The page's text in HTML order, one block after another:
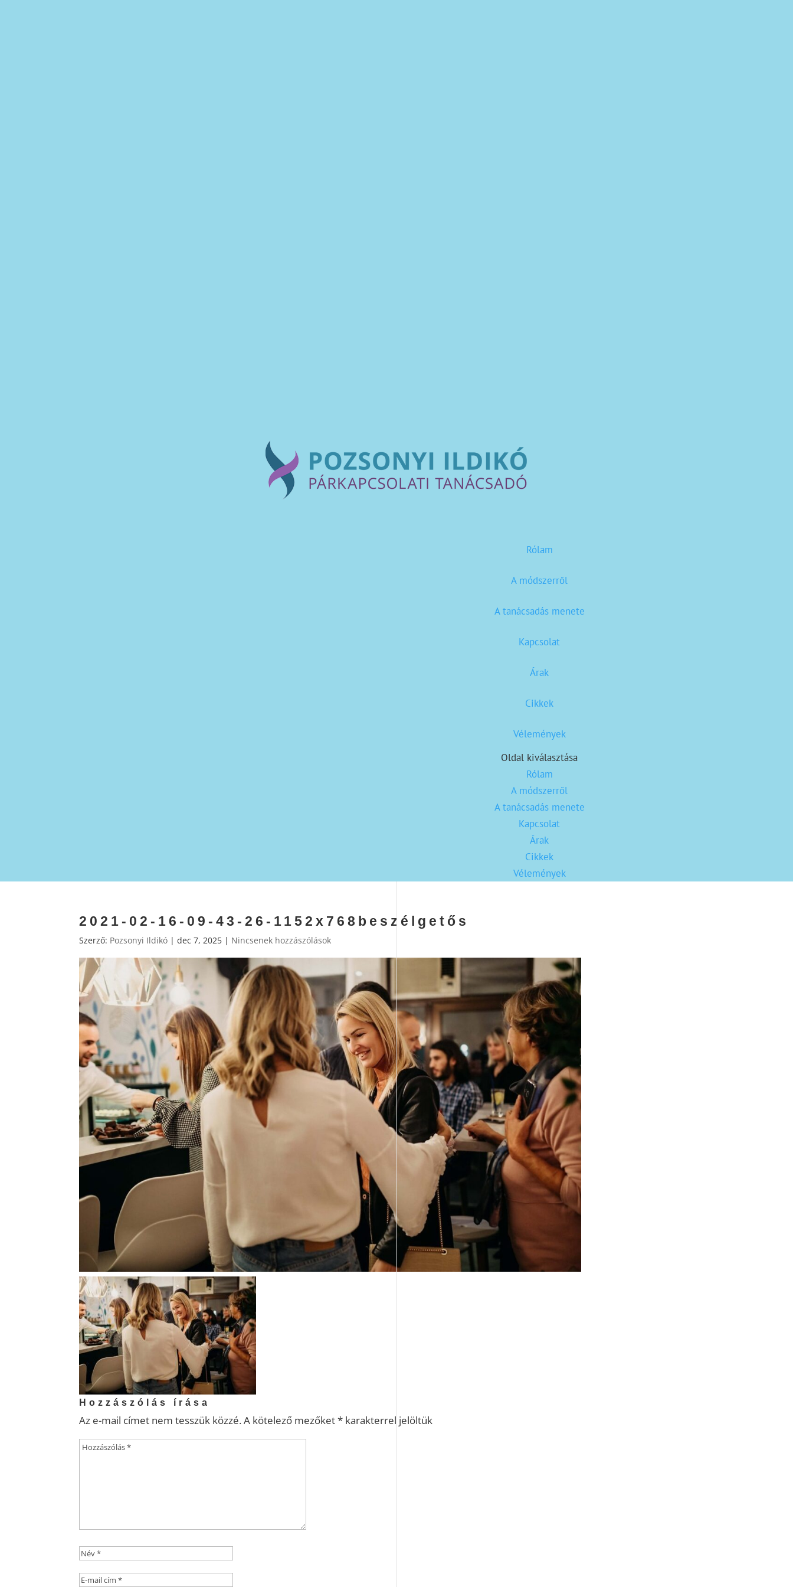
Rólam
A módszerről
A tanácsadás menete
Kapcsolat
Árak
Cikkek
Vélemények
Oldal kiválasztása
Rólam
A módszerről
A tanácsadás menete
Kapcsolat
Árak
Cikkek
Vélemények
2021-02-16-09-43-26-1152x768beszélgetős
Szerző: Pozsonyi Ildikó |dec 7, 2025 | Nincsenek hozzászólások
Hozzászólás írása
Az e-mail címet nem tesszük közzé.A kötelező mezőket* karakterrel jelöltük